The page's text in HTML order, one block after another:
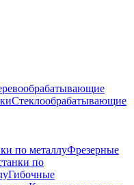
Стеклообрабатывающие
по металлуФрезерные
по
Гибочные